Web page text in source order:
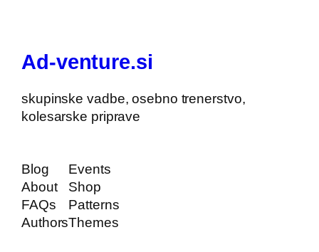
Ad-venture.si
skupinske vadbe, osebno trenerstvo,
kolesarske priprave
Blog
About
FAQs
Authors
Events
Shop
Patterns
Themes